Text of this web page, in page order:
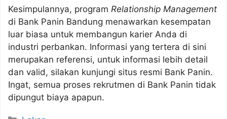
Kesimpulannya, program Relationship Management
di Bank Panin Bandung menawarkan kesempatan
luar biasa untuk membangun karier Anda di
industri perbankan. Informasi yang tertera di sini
merupakan referensi, untuk informasi lebih detail
dan valid, silakan kunjungi situs resmi Bank Panin.
Ingat, semua proses rekrutmen di Bank Panin tidak
dipungut biaya apapun.